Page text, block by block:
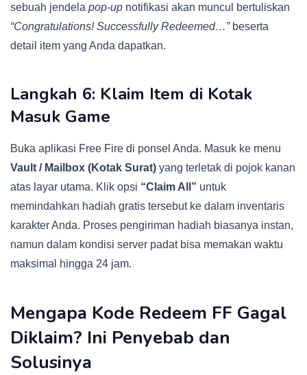
sebuah jendela pop-up notifikasi akan muncul bertuliskan
“Congratulations! Successfully Redeemed…”beserta
detail item yang Anda dapatkan.
Langkah 6: Klaim Item di Kotak
Masuk Game
Buka aplikasi Free Fire di ponsel Anda. Masuk ke menu
Vault / Mailbox (Kotak Surat) yang terletak di pojok kanan
atas layar utama. Klik opsi “Claim All” untuk
memindahkan hadiah gratis tersebut ke dalam inventaris
karakter Anda. Proses pengiriman hadiah biasanya instan,
namun dalam kondisi server padat bisa memakan waktu
maksimal hingga 24 jam.
Mengapa Kode Redeem FF Gagal
Diklaim? Ini Penyebab dan
Solusinya